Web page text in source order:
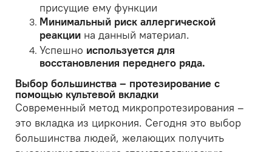
присущие ему функции
Минимальный риск аллергической
реакции на данный материал.
Успешно используется для
восстановления переднего ряда.
Выбор большинства – протезирование с
помощью культевой вкладки
Современный метод микропротезирования –
это вкладка из циркония. Сегодня это выбор
большинства людей, желающих получить